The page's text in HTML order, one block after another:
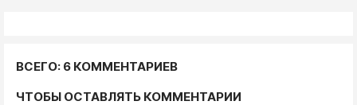
ВСЕГО: 6 КОММЕНТАРИЕВ
ЧТОБЫ ОСТАВЛЯТЬ КОММЕНТАРИИ